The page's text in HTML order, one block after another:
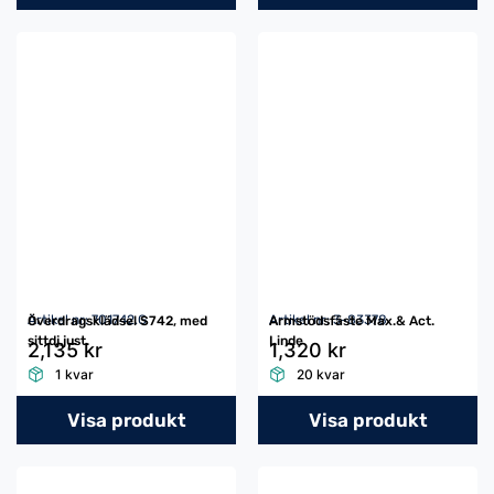
Artikel nr: 701742.G
Överdragsklädsel S742, med
sittdj,just.
2,135 kr
1 kvar
Visa produkt
Artikel nr: 3-83378
Armstödsfäste Max.& Act.
Linde
1,320 kr
20 kvar
Visa produkt